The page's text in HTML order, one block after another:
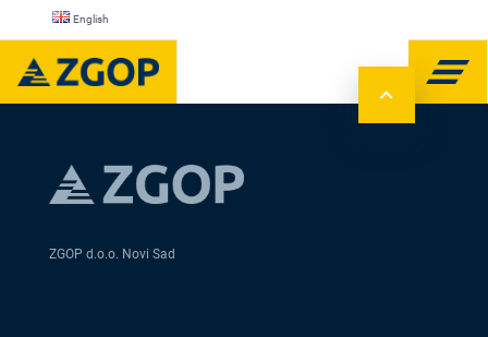
English
ZGOP d.o.o. Novi Sad